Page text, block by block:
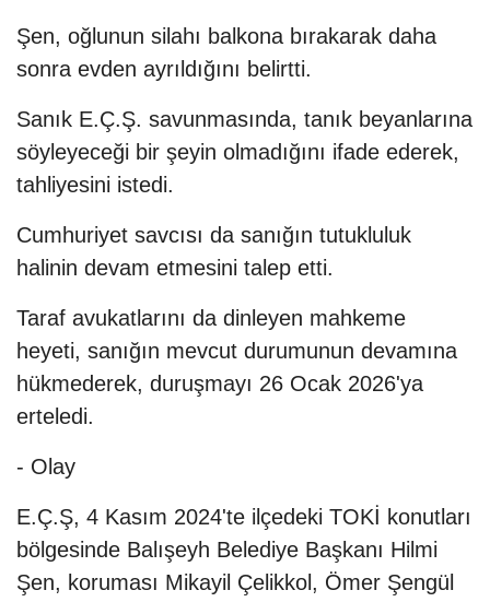
Şen, oğlunun silahı balkona bırakarak daha
sonra evden ayrıldığını belirtti.
Sanık E.Ç.Ş. savunmasında, tanık beyanlarına
söyleyeceği bir şeyin olmadığını ifade ederek,
tahliyesini istedi.
Cumhuriyet savcısı da sanığın tutukluluk
halinin devam etmesini talep etti.
Taraf avukatlarını da dinleyen mahkeme
heyeti, sanığın mevcut durumunun devamına
hükmederek, duruşmayı 26 Ocak 2026'ya
erteledi.
- Olay
E.Ç.Ş, 4 Kasım 2024'te ilçedeki TOKİ konutları
bölgesinde Balışeyh Belediye Başkanı Hilmi
Şen, koruması Mikayil Çelikkol, Ömer Şengül